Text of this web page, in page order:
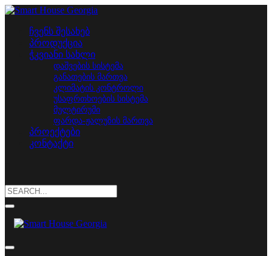
ჩვენს შესახებ
პროდუქცია
ჭკვიანი სახლი
დაშვების სისტემა
განათების მართვა
კლიმატის კონტროლი
უსაფრთხოების სისტემა
მულტირუმი
ფარდა-ჟალუზის მართვა
პროექტები
კონტაქტი
Search
for: